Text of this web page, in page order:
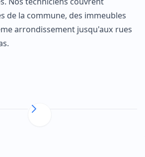
de la commune, des immeubles
arrondissement jusqu'aux rues